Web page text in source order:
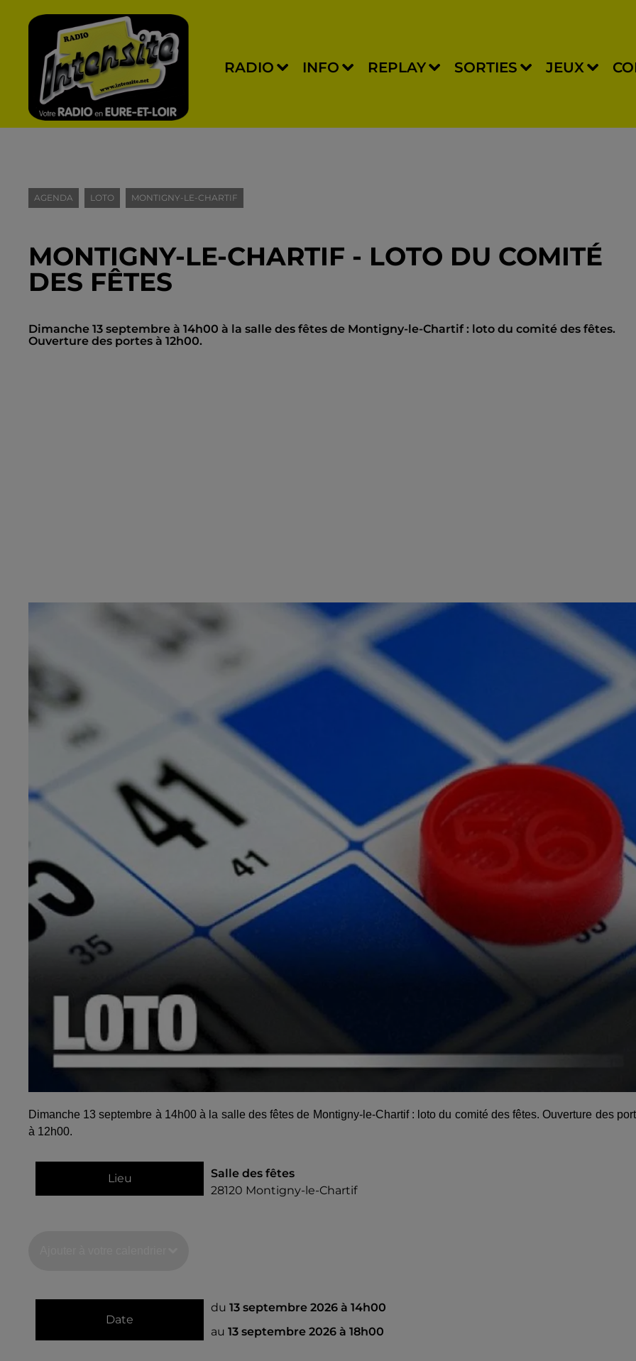
RADIO INFO REPLAY SORTIES JEUX
AGENDA LOTO MONTIGNY-LE-CHARTIF
MONTIGNY-LE-CHARTIF - LOTO DU COMITÉ
DES FÊTES
Dimanche 13 septembre à 14h00 à la salle des fêtes de Montigny-le-Chartif : loto du comité des fêtes.
Ouverture des portes à 12h00.
Dimanche 13 septembre à 14h00 à la salle des fêtes de Montigny-le-Chartif : loto du comité des fêtes. Ouverture des
à 12h00.
Lieu
Salle des fêtes
28120 Montigny-le-Chartif
Date
du13 septembre 2026 à 14h00
au13 septembre 2026 à 18h00